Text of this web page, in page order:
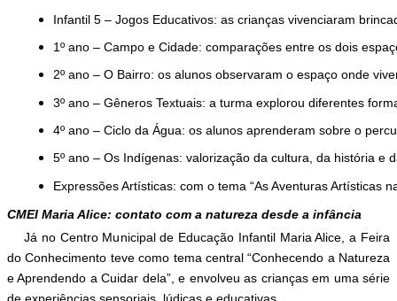
Infantil 5 – Jogos Educativos: as crianças vivenciaram
1º ano – Campo e Cidade: comparações entre os dois
2º ano – O Bairro: os alunos observaram o espaço onde
3º ano – Gêneros Textuais: a turma explorou diferentes
4º ano – Ciclo da Água: os alunos aprenderam sobre o
5º ano – Os Indígenas: valorização da cultura, da história e
Expressões Artísticas: com o tema “As Aventuras Artísticas
CMEI Maria Alice: contato com a natureza desde a infância
Já no Centro Municipal de Educação Infantil Maria Alice, a Feira
do Conhecimento teve como tema central“Conhecendo a Natureza
e Aprendendo a Cuidar dela”, e envolveu as crianças em uma série
de experiências sensoriais, lúdicas e educativas.